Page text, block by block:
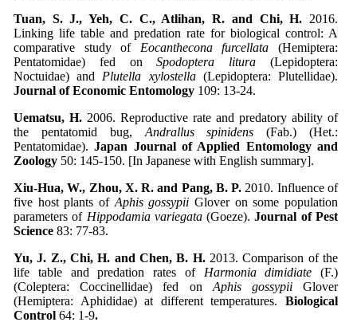
Tuan, S. J., Yeh, C. C., Atlihan, R. and Chi, H. 2016.
Linking life table and predation rate for biological control: A
comparative study of Eocanthecona furcellata (Hemiptera:
Pentatomidae) fed onSpodoptera litura (Lepidoptera:
Noctuidae) and Plutella xylostella(Lepidoptera: Plutellidae).
Journal of Economic Entomology 109: 13-24.
Uematsu, H. 2006. Reproductive rate and predatory ability of
the pentatomid bug, Andrallus spinidens(Fab.) (Het.:
Pentatomidae).Japan Journal of Applied Entomology and
Zoology 50: 145-150. [In Japanese with English summary].
Xiu-Hua, W., Zhou, X. R. and Pang, B. P. 2010. Influence of
five host plants of Aphis gossypiiGlover on some population
parameters of Hippodamia variegata(Goeze).Journal of Pest
Science 83: 77-83.
Yu, J. Z., Chi, H. and Chen, B. H. 2013. Comparison of the
life table and predation rates of Harmonia dimidiate (F.)
(Coleptera: Coccinellidae) fed on Aphis gossypiiGlover
(Hemiptera: Aphididae) at different temperatures. Biological
Control 64: 1-9.